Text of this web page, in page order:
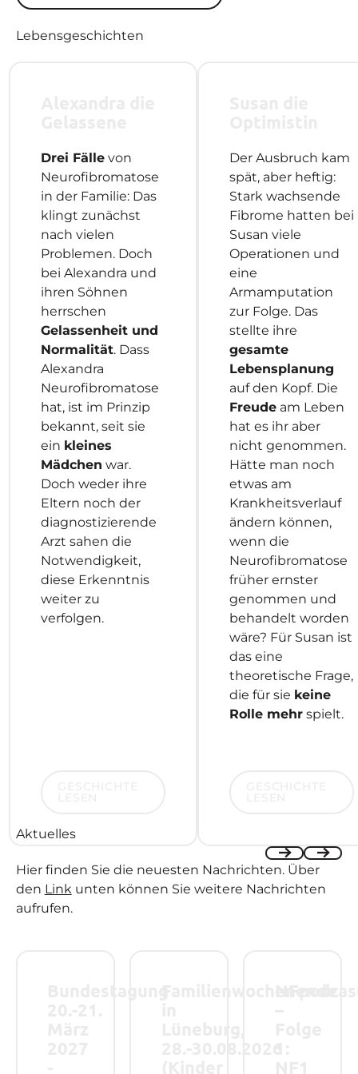
Lebensgeschichten
Drei Fällevon
Neurofibromatose
in der Familie: Das
klingt zunächst
nach vielen
Problemen. Doch
bei Alexandra und
ihren Söhnen
herrschen
Gelassenheit und
Normalität. Dass
Alexandra
Neurofibromatose
hat, ist im Prinzip
bekannt, seit sie
ein kleines
Mädchen war.
Doch weder ihre
Eltern noch der
diagnostizierende
Arzt sahen die
Notwendigkeit,
diese Erkenntnis
weiter zu
verfolgen.
Der Ausbruch kam
spät, aber heftig:
Stark wachsende
Fibrome hatten bei
Susan viele
Operationen und
eine
Armamputation
zur Folge. Das
stellte ihre
gesamte
Lebensplanung
auf den Kopf. Die
Freudeam Leben
hat es ihr aber
nicht genommen.
Hätte man noch
etwas am
Krankheitsverlauf
ändern können,
wenn die
Neurofibromatose
früher ernster
genommen und
behandelt worden
wäre? Für Susan ist
das eine
theoretische Frage,
die für sie keine
Rolle mehrspielt.
Previous
Next
Aktuelles
Hier finden Sie die neuesten Nachrichten. Über
den Link unten können Sie weitere Nachrichten
aufrufen.